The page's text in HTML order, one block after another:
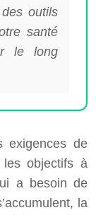
outils
santé
le long
exigences de
objectifs à
a besoin de
la